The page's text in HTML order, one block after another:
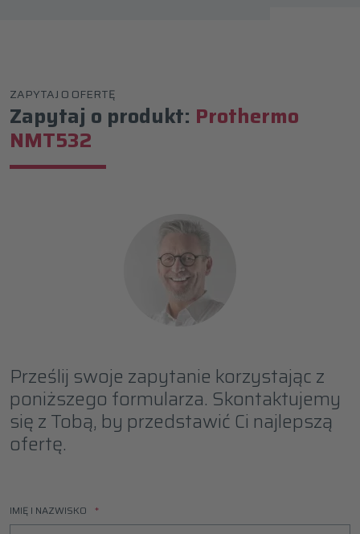
ZAPYTAJ O OFERTĘ
Zapytaj o produkt: Prothermo
NMT532
Prześlij swoje zapytanie korzystając z
poniższego formularza. Skontaktujemy
się z Tobą, by przedstawić Ci najlepszą
ofertę.
IMIĘ I NAZWISKO